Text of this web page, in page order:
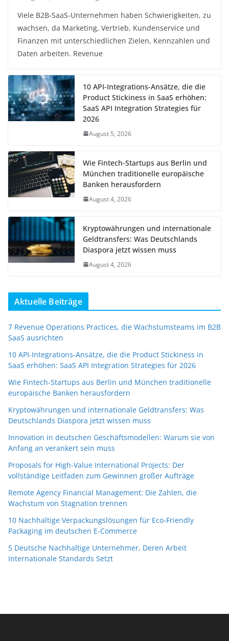
Viele B2B-SaaS-Unternehmen haben Schwierigkeiten, zu
wachsen, da Marketing, Vertrieb, Kundenservice und
Finanzen mit unterschiedlichen Zielen, Kennzahlen und
Daten arbeiten. Revenue
10 API-Integrations-Ansätze, die die
Product Stickiness in SaaS erhöhen:
SaaS API Integration Strategies für
2026
August 5, 2026
Wie Fintech-Startups aus Berlin und
München traditionelle europäische
Banken herausfordern
August 4, 2026
Kryptowährungen und internationale
Geldtransfers: Was Deutschlands
Diaspora jetzt wissen muss
August 4, 2026
Aktuelle Beiträge
7 Revenue Operations Practices, die Wachstumsteams im B2B
SaaS ausrichten
10 API-Integrations-Ansätze, die die Product Stickiness in
SaaS erhöhen: SaaS API Integration Strategies für 2026
Wie Fintech-Startups aus Berlin und München traditionelle
europäische Banken herausfordern
Kryptowährungen und internationale Geldtransfers: Was
Deutschlands Diaspora jetzt wissen muss
Innovation in deutschen Geschäftsmodellen: Warum sie von
Anfang an verankert sein muss
Proposals for High-Value International Projects: Der
vollständige Leitfaden zum Gewinnen großer Aufträge
Remote Agency Financial Management: Die Zahlen, die
Wachstum von Stagnation trennen
10 Nachhaltige Verpackungslösungen für Eco-Friendly
Packaging im deutschen E-Commerce
5 Deutsche Nachhaltige Unternehmer, Deren Arbeit
Internationale Standards Setzt